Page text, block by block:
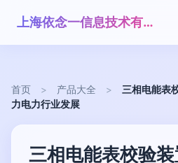
上海依念一信息技术有限公司
首页 > 产品大全 >
三相电能表
力电力行业发展
三相电能表校验